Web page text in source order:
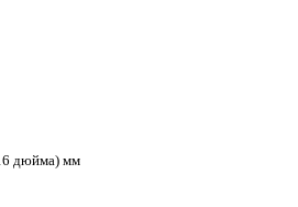
дюйма) мм